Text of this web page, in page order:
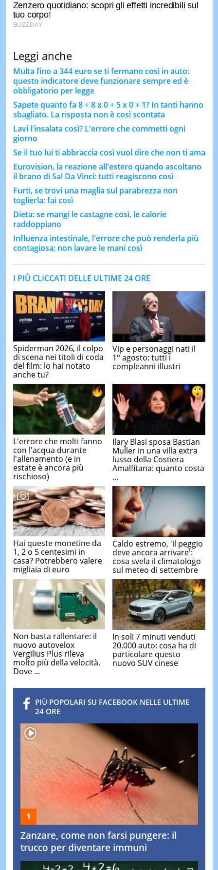
Leggi anche
Multa fino a 344 euro se ti fermano così in auto:
questo indicatore deve funzionare sempre ed è
obbligatorio per legge
Sapete quanto fa 8 + 8 x 0 + 5 x 0 + 1? In tanti hanno
sbagliato. La risposta non è così scontata
Lavi l'insalata così? L'errore che commetti ogni
giorno
Se il tuo lui ti abbraccia così vuol dire che non ti ama
Eurovision, la reazione all'estero quando ascoltano
il brano di Sal Da Vinci: tutti reagiscono così
Furti, se trovi una maglia sul parabrezza non
toglierla: fai così
Dieta: se mangi le castagne così, le calorie
raddoppiano
Influenza intestinale, l'errore che può renderla più
contagiosa: non lavare le mani così
I PIÙ CLICCATI DELLE ULTIME 24 ORE
Spiderman 2026, il colpo
di scena nei titoli di coda
del film: lo hai notato
anche tu?
Vip e personaggi nati il
1° agosto: tutti i
compleanni illustri
L'errore che molti fanno
con l'acqua durante
l'allenamento (e in
estate è ancora più
rischioso)
Ilary Blasi sposa Bastian
Muller in una villa extra
lusso della Costiera
Amalfitana: quanto costa
...
Hai queste monetine da
1, 2 o 5 centesimi in
casa? Potrebbero valere
migliaia di euro
Caldo estremo, 'il peggio
deve ancora arrivare':
cosa svela il climatologo
sul meteo di settembre
Non basta rallentare: il
nuovo autovelox
Vergilius Plus rileva
molto più della velocità.
Dove ...
In soli 7 minuti venduti
20.000 auto: cosa ha di
particolare questo
nuovo SUV cinese
PIÙ POPOLARI SU FACEBOOK NELLE ULTIME
24 ORE
Zanzare, come non farsi pungere: il
trucco per diventare immuni